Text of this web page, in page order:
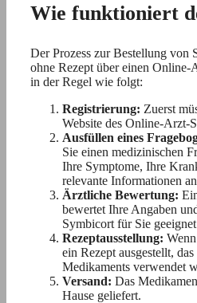
Wie funktioniert
Der Prozess zur Bestellung von
ohne Rezept über einen Online-
in der Regel wie folgt:
Registrierung: Zuerst
Website des Online-Arzt-
Ausfüllen eines
Sie einen medizinischen
Ihre Symptome, Ihre
relevante Informationen
Ärztliche Bewertung:
bewertet Ihre Angaben
Symbicort für Sie
Rezeptausstellung:
ein Rezept ausgestellt,
Medikaments verwendet
Versand: Das
Hause geliefert.